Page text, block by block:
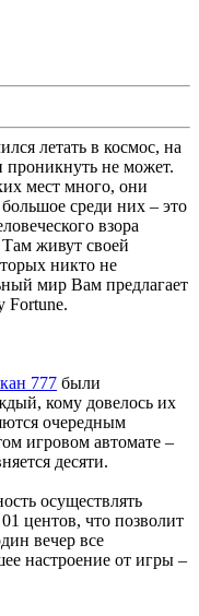
летать в космос, на
проникнуть не может.
мест много, они
среди них – это
взора
Там живут своей
никто не
мир Вам предлагает
Fortune.
777 были
кому довелось их
очередным
игровом автомате –
десяти.
осуществлять
центов, что позволит
вечер все
настроение от игры –